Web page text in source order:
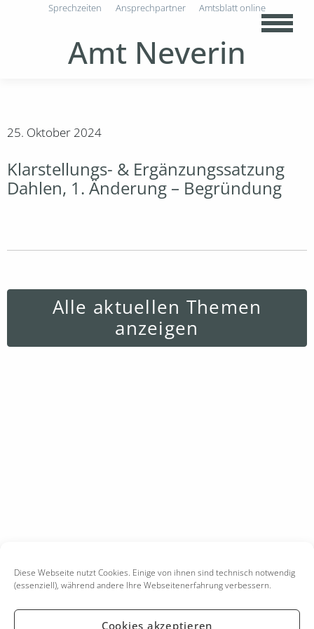
Diese Webseite nutzt Cookies. Einige von ihnen sind technisch notwendig
(essenziell), während andere Ihre Webseitenerfahrung verbessern.
Cookies akzeptieren
Amt Neverin
Sprechzeiten Ansprechpartner Amtsblatt online
25. Oktober 2024
Klarstellungs- & Ergänzungssatzung
Dahlen, 1. Änderung – Begründung
Alle aktuellen Themen
anzeigen